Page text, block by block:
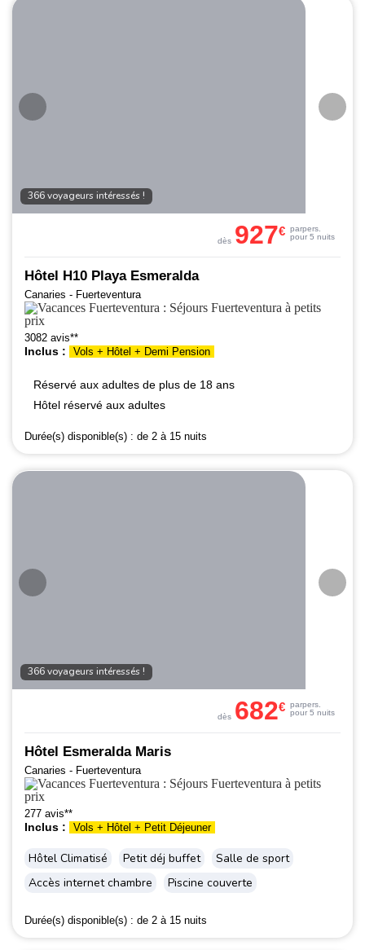
366 voyageurs intéressés !
Hôtel H10 Playa Esmeralda
Canaries - Fuerteventura
3082 avis**
Inclus : Vols + Hôtel + Demi Pension
Réservé aux adultes de plus de 18 ans
Hôtel réservé aux adultes
Durée(s) disponible(s) : de 2 à 15 nuits
dès 927€ parpers.
pour 5 nuits
366 voyageurs intéressés !
Hôtel Esmeralda Maris
Canaries - Fuerteventura
277 avis**
Inclus : Vols + Hôtel + Petit Déjeuner
Hôtel Climatisé Petit déj buffet
Salle de sport
Accès internet chambre
Piscine couverte
Durée(s) disponible(s) : de 2 à 15 nuits
dès 682€ parpers.
pour 5 nuits